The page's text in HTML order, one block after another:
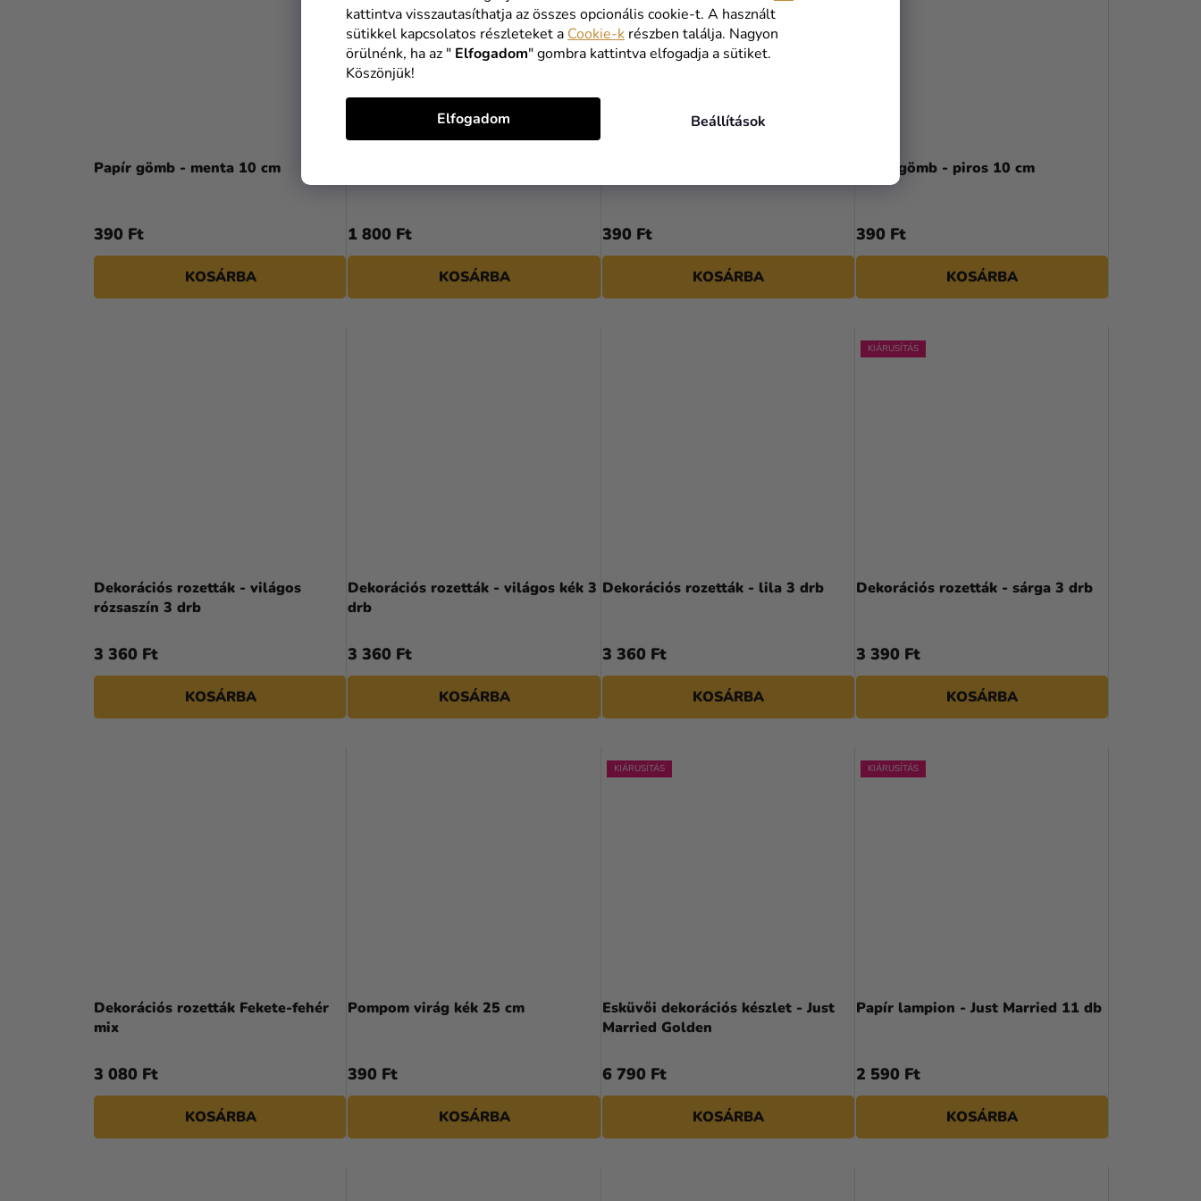
kattintva visszautasíthatja az összes opcionális cookie-t. A használt
sütikkel kapcsolatos részleteket a Cookie-k részben találja. Nagyon
örülnénk, ha az " Elfogadom" gombra kattintva elfogadja a sütiket.
Köszönjük!
Beállítások
Elfogadom
Papír gömb - menta 10 cm
390 Ft
KOSÁRBA
1 800 Ft
KOSÁRBA
390 Ft
KOSÁRBA
Papír gömb - piros 10 cm
390 Ft
KOSÁRBA
Dekorációs rozetták - világos
rózsaszín 3 drb
3 360 Ft
KOSÁRBA
Dekorációs rozetták - világos kék 3
drb
3 360 Ft
KOSÁRBA
Dekorációs rozetták - lila 3 drb
3 360 Ft
KOSÁRBA
KIÁRUSÍTÁS
Dekorációs rozetták - sárga 3 drb
3 390 Ft
KOSÁRBA
Dekorációs rozetták Fekete-fehér
mix
3 080 Ft
KOSÁRBA
Pompom virág kék 25 cm
390 Ft
KOSÁRBA
KIÁRUSÍTÁS
Esküvői dekorációs készlet - Just
Married Golden
6 790 Ft
KOSÁRBA
KIÁRUSÍTÁS
Papír lampion - Just Married 11 db
2 590 Ft
KOSÁRBA